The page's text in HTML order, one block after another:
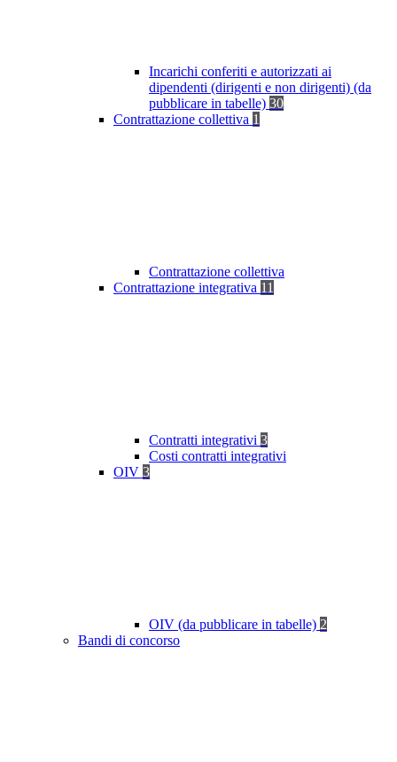
Incarichi conferiti e autorizzati ai
dipendenti (dirigenti e non dirigenti) (da
pubblicare in tabelle) 30
Contrattazione collettiva 1
Contrattazione collettiva
Contrattazione integrativa 11
Contratti integrativi 3
Costi contratti integrativi
OIV 3
OIV (da pubblicare in tabelle) 2
Bandi di concorso